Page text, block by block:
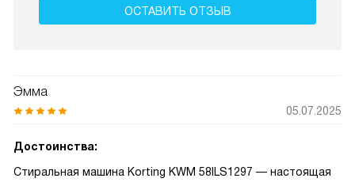
ОСТАВИТЬ ОТЗЫВ
Эмма
05.07.2025
Достоинства:
Стиральная машина Korting KWM 58ILS1297 — настоящая